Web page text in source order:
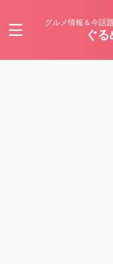
グルメ情報＆今話
ぐ